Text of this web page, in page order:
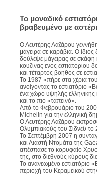
Το μοναδικό
βραβευμένο με
Ο Λευτέρης Λαζάρου
μάγειρα σε καράβια. Ο
δούλεψε μάγειρας σε σκάφη
κουζίνας ενός εστιατορίου
και τέταρτος βοηθός σε
Το 1987 «πήρε στα χέρια
ανοίγοντας το εστιατόριο
ένα χώρο υψηλής ελληνικής
και το πιο «ταπεινό».
Από το Φεβρουάριο του
Michelin για την ελληνική
Ο Λευτέρης Λαζάρου
Ολυμπιακούς του Σίδνεϋ το
Το Σεπτέμβρη 2007 η
και Λιαστή Ντομάτα της
απέσπασε το κορυφαίο
της, στο διεθνούς κύρους
Το ανανεωμένο εστιατόριο
περιοχή του Κεραμεικού